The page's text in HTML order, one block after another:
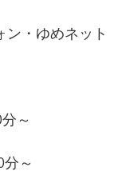
・ゆめネット
～
～